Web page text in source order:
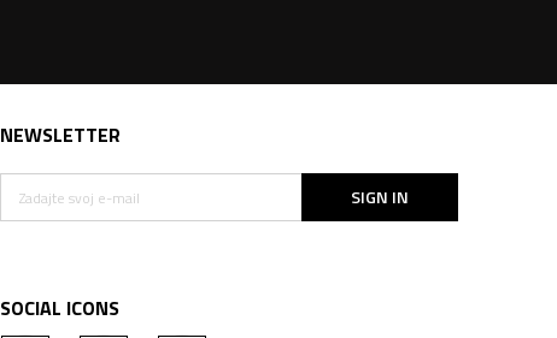
NEWSLETTER
SIGN IN
SOCIAL ICONS